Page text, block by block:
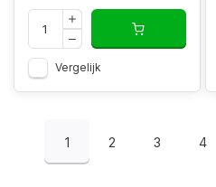
Vergelijk
1 2 3 4